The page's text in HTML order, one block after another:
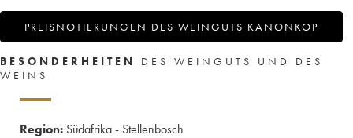
PREISNOTIERUNGEN DES WEINGUTS KANONKOP
BESONDERHEITEN
DES WEINGUTS UND DES
WEINS
Region: Südafrika - Stellenbosch